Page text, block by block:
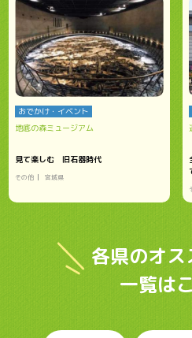
おでかけ・イベント
地底の森ミュージアム
見て楽しむ 旧石器時代
その他 宮城県
各県のオ
一覧は